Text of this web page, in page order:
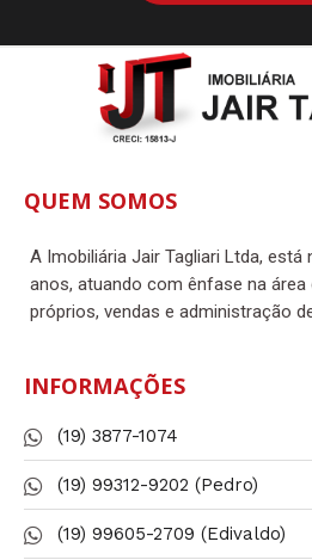
QUEM SOMOS
A Imobiliária Jair Tagliari Ltda, está
anos, atuando com ênfase na
próprios, vendas e administração
INFORMAÇÕES
(19) 3877-1074
(19) 99312-9202 (Pedro)
(19) 99605-2709 (Edivaldo)